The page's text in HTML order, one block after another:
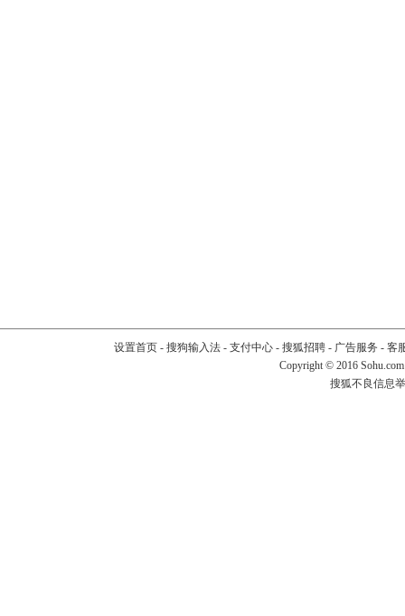
设置首页- 搜狗输入法- 支付中心- 搜狐招聘- 广告服务 - 客
Copyright © 2016
搜狐不良信息